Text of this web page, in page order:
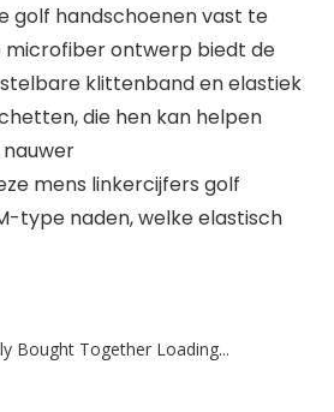
golf handschoenen vast te
ontwerp biedt de
klittenband en elastiek
die hen kan helpen
mens linkercijfers golf
type naden, welke elastisch
Bought Together Loading...